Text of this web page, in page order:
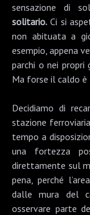
sensazione di
solitario. Ci si
non abituata a
esempio, appena
parchi o nei propri
Ma forse il caldo è
Decidiamo di
stazione
tempo a
una fortezza
direttamente sul
pena, perché
dalle mura del
osservare parte